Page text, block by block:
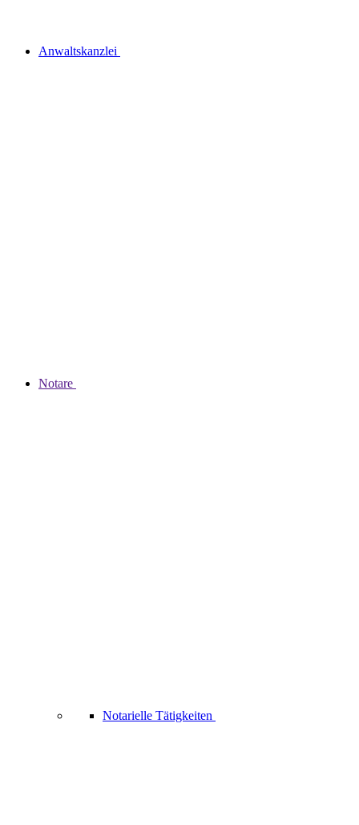
Anwaltskanzlei
Notare
Notarielle Tätigkeiten